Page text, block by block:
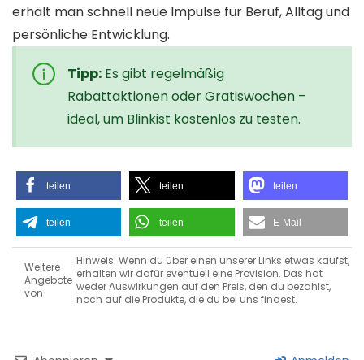
erhält man schnell neue Impulse für Beruf, Alltag und
persönliche Entwicklung.
Tipp: Es gibt regelmäßig
Rabattaktionen oder Gratiswochen –
ideal, um Blinkist kostenlos zu testen.
teilen teilen teilen
teilen teilen E-Mail
Weitere
Angebote
von
Hinweis: Wenn du über einen unserer Links etwas kaufst,
erhalten wir dafür eventuell eine Provision. Das hat
weder Auswirkungen auf den Preis, den du bezahlst,
noch auf die Produkte, die du bei uns findest.